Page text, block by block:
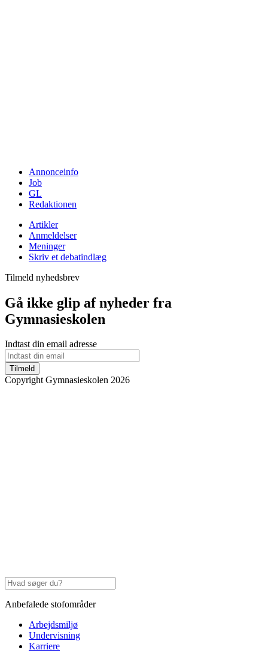
Annonceinfo
Job
GL
Redaktionen
Artikler
Anmeldelser
Meninger
Skriv et debatindlæg
Tilmeld nyhedsbrev
Gå ikke glip af nyheder fra
Gymnasieskolen
Indtast din email adresse
Tilmeld
Copyright Gymnasieskolen 2026
Anbefalede stofområder
Arbejdsmiljø
Undervisning
Karriere